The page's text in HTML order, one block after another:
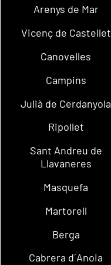
Arenys de Mar
Vicenç de Castellet
Canovelles
Campins
Julià de Cerdanyola
Ripollet
Sant Andreu de
Llavaneres
Masquefa
Martorell
Berga
Cabrera d´Anoia